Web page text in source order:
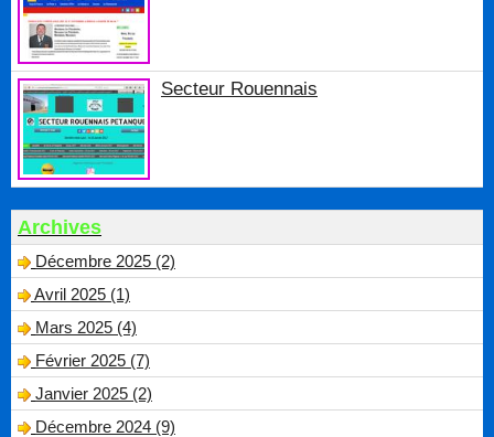
Secteur Rouennais
Archives
Décembre 2025 (2)
Avril 2025 (1)
Mars 2025 (4)
Février 2025 (7)
Janvier 2025 (2)
Décembre 2024 (9)